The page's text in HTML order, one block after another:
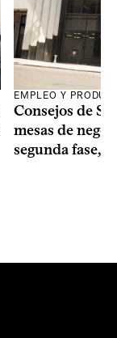
EMPLEO Y
Consejos de
mesas de
segunda fase,